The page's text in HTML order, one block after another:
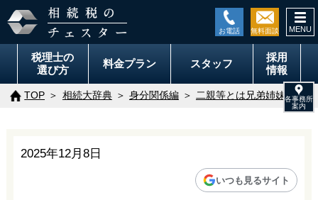
税理士の
選び方
料金プラン スタッフ
採用
情報
TOP 相続大辞典 身分関係編 二親等とは兄弟姉妹・祖
2025年12月8日
いつも見るサイト